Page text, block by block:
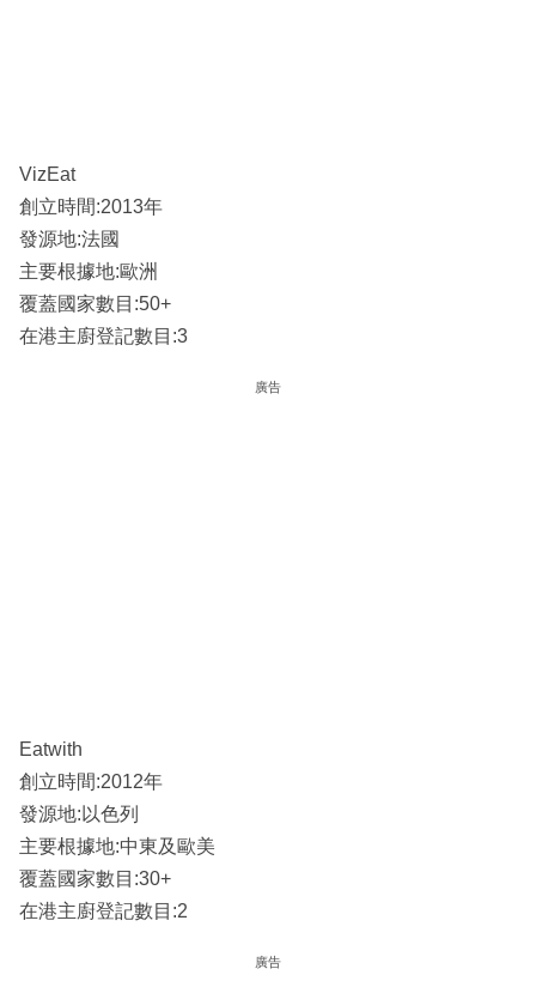
VizEat
創立時間:2013年
發源地:法國
主要根據地:歐洲
覆蓋國家數目:50+
在港主廚登記數目:3
廣告
Eatwith
創立時間:2012年
發源地:以色列
主要根據地:中東及歐美
覆蓋國家數目:30+
在港主廚登記數目:2
廣告